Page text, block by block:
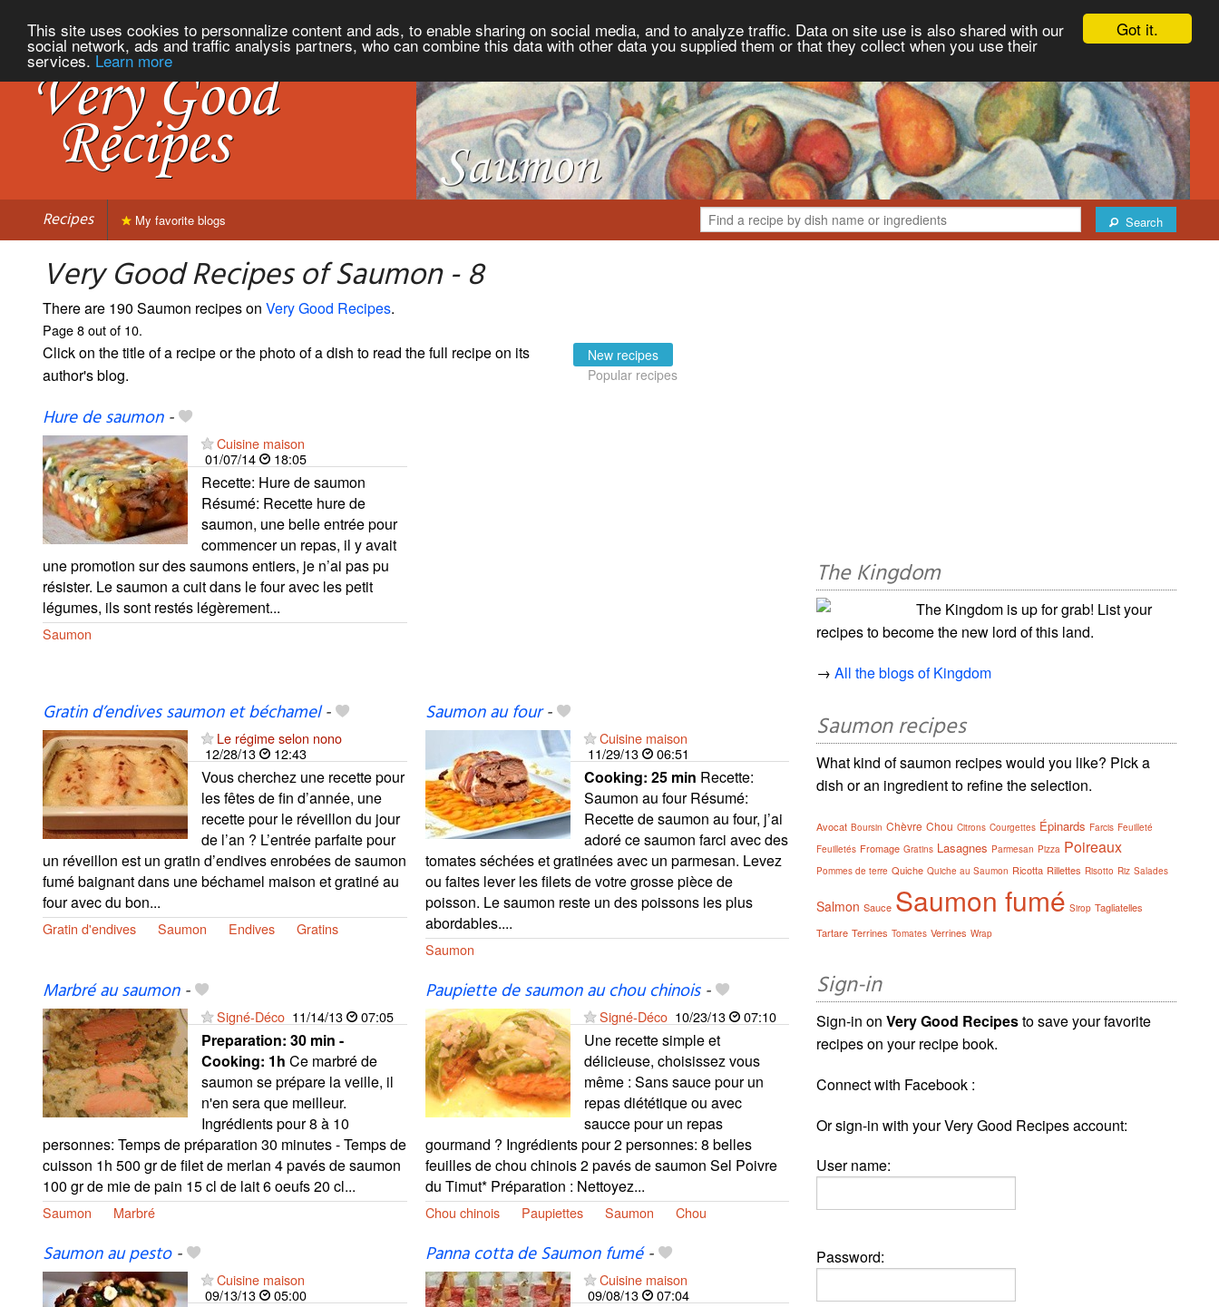
Got it.
This site uses cookies to personnalize content and ads, to enable sharing on social media, and to analyze traffic. Data on site use is also shared with our
social network, ads and traffic analysis partners, who can combine this data with other data you supplied them or that they collect when you use their
services. Learn more
Recipes Search
My favorite blogs
Very Good Recipes of Saumon - 8
There are 190 Saumon recipes on Very Good Recipes.
Page 8 out of 10.
Click on the title of a recipe or the photo of a dish to read the full recipe on its
author's blog.
New recipes
Popular recipes
Hure de saumon-
Cuisine maison
01/07/14
18:05
Recette: Hure de saumon
Résumé: Recette hure de
saumon, une belle entrée pour
commencer un repas, il y avait
une promotion sur des saumons entiers, je n’ai pas pu
résister. Le saumon a cuit dans le four avec les petit
légumes, ils sont restés légèrement...
Saumon
Gratin d’endives saumon et béchamel-
Le régime selon nono
12/28/13
12:43
Vous cherchez une recette pour
les fêtes de fin d’année, une
recette pour le réveillon du jour
de l’an ? L’entrée parfaite pour
un réveillon est un gratin d’endives enrobées de saumon
fumé baignant dans une béchamel maison et gratiné au
four avec du bon...
Gratin d'endives Saumon Endives Gratins
Saumon au four-
Cuisine maison
11/29/13
06:51
Cooking: 25 min Recette:
Saumon au four Résumé:
Recette de saumon au four, j’ai
adoré ce saumon farci avec des
tomates séchées et gratinées avec un parmesan. Levez
ou faites lever les filets de votre grosse pièce de
poisson. Le saumon reste un des poissons les plus
abordables....
Saumon
Marbré au saumon-
Signé-Déco 11/14/13 07:05
Preparation: 30 min -
Cooking: 1h Ce marbré de
saumon se prépare la veille, il
n'en sera que meilleur.
Ingrédients pour 8 à 10
personnes: Temps de préparation 30 minutes - Temps de
cuisson 1h 500 gr de filet de merlan 4 pavés de saumon
100 gr de mie de pain 15 cl de lait 6 oeufs 20 cl...
Saumon Marbré
Paupiette de saumon au chou chinois-
Signé-Déco 10/23/13 07:10
Une recette simple et
délicieuse, choisissez vous
même : Sans sauce pour un
repas diététique ou avec
saucce pour un repas
gourmand ? Ingrédients pour 2 personnes: 8 belles
feuilles de chou chinois 2 pavés de saumon Sel Poivre
du Timut* Préparation : Nettoyez...
Chou chinois Paupiettes Saumon Chou
Saumon au pesto-
Cuisine maison
09/13/13
05:00
Panna cotta de Saumon fumé-
Cuisine maison
09/08/13
07:04
The Kingdom
The Kingdom is up for grab! List your
recipes to become the new lord of this land.
→All the blogs of Kingdom
Saumon recipes
What kind of saumon recipes would you like? Pick a
dish or an ingredient to refine the selection.
Avocat Boursin Chèvre Chou Citrons Courgettes Épinards Farcis Feuilleté
Feuilletés Fromage Gratins Lasagnes Parmesan Pizza Poireaux
Pommes de terre Quiche Quiche au Saumon Ricotta Rillettes Risotto Riz Salades
Salmon Sauce Saumon fumé Sirop Tagliatelles
Tartare Terrines Tomates Verrines Wrap
Sign-in
Sign-in onVery Good Recipesto save your favorite
recipes on your recipe book.
Connect with Facebook :
Or sign-in with your Very Good Recipes account:
User name:
Password: